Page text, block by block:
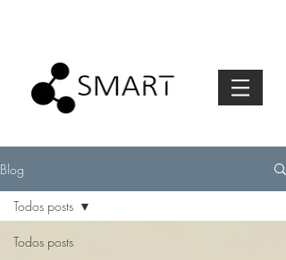
Blog
Todos posts
Todos posts